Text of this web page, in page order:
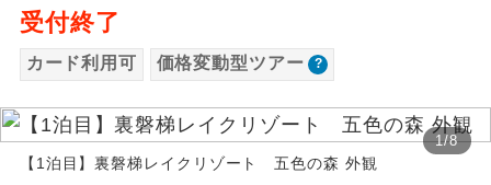
受付終了
カード利用可 価格変動型ツアー
1/8
【1泊目】裏磐梯レイクリゾート 五色の森 外観
世界遺産
ユネスコに登録されている文化遺産や自
然遺産を訪ねるコースです。
絶景 絶景スポットに立ち寄るコースです。
ますようお願いいたします。
お支払いについて
お支払いは、クレジットカード決済のみとな
ります。
お申し込みの最後にクレジットカード決済を